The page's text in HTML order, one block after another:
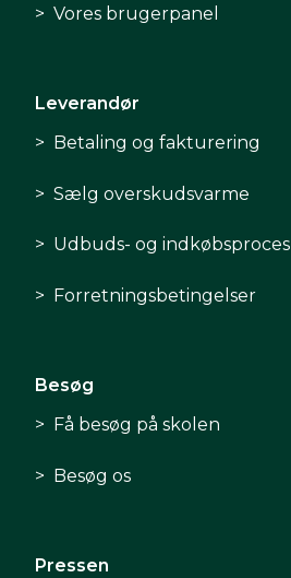
Vores brugerpanel
Leverandør
Betaling og fakturering
Sælg overskudsvarme
Udbuds- og indkøbsproces
Forretningsbetingelser
Besøg
Få besøg på skolen
Besøg os
Pressen